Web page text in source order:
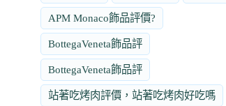
APM Monaco飾品評價?
BottegaVeneta飾品評
BottegaVeneta飾品評
站著吃烤肉評價，站著吃烤肉好吃嗎